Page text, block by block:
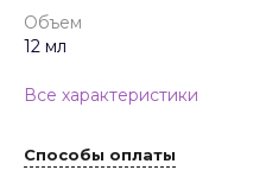
Объем
12 мл
Все характеристики
Способы оплаты